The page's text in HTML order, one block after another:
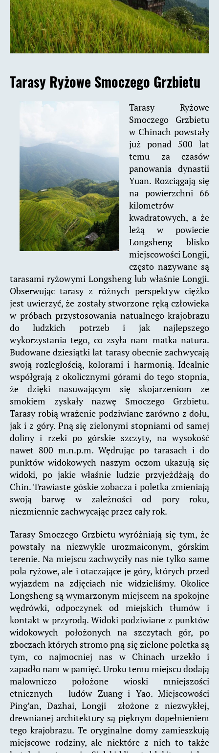
Tarasy Ryżowe Smoczego Grzbietu
Tarasy Ryżowe
Smoczego Grzbietu
w Chinach powstały
już ponad 500 lat
temu za czasów
panowania dynastii
Yuan. Rozciągają się
na powierzchni 66
kilometrów
kwadratowych, a że
leżą w powiecie
Longsheng blisko
miejscowości Longji,
często nazywane są
tarasami ryżowymi Longsheng lub właśnie Longji.
Obserwując tarasy z różnych perspektyw ciężko
jest uwierzyć, że zostały stworzone ręką człowieka
w próbach przystosowania natualnego krajobrazu
do ludzkich potrzeb i jak najlepszego
wykorzystania tego, co zsyła nam matka natura.
Budowane dziesiątki lat tarasy obecnie zachwycają
swoją rozległością, kolorami i harmonią. Idealnie
współgrają z okolicznymi górami do tego stopnia,
że dzięki nasuwającym się skojarzeniom ze
smokiem zyskały nazwę Smoczego Grzbietu.
Tarasy robią wrażenie podziwiane zarówno z dołu,
jak i z góry. Pną się zielonymi stopniami od samej
doliny i rzeki po górskie szczyty, na wysokość
nawet 800 m.n.p.m. Wędrując po tarasach i do
punktów widokowych naszym oczom ukazują się
widoki, po jakie właśnie ludzie przyjeżdżają do
Chin. Trawiaste góskie zobacza i poletka zmieniają
swoją barwę w zależności od pory roku,
niezmiennie zachwycając przez cały rok.
Tarasy Smoczego Grzbietu wyróżniają się tym, że
powstały na niezwykle urozmaiconym, górskim
terenie. Na miejscu zachwyciły nas nie tylko same
pola ryżowe, ale i otaczające je góry, których przed
wyjazdem na zdjęciach nie widzieliśmy. Okolice
Longsheng są wymarzonym miejscem na spokojne
wędrówki, odpoczynek od miejskich tłumów i
kontakt w przyrodą. Widoki podziwiane z punktów
widokowych położonych na szczytach gór, po
zboczach których stromo pną się zielone poletka są
tym, co najmocniej nas w Chinach urzekło i
zapadło nam w pamięć. Uroku temu miejscu dodają
malowniczo położone wioski mniejszości
etnicznych – ludów Zuang i Yao. Miejscowości
Ping’an, Dazhai, Longji złożone z niezwykłej,
drewnianej architektury są pięknym dopełnieniem
tego krajobrazu. Te oryginalne domy zamieszkują
miejscowe rodziny, ale niektóre z nich to także